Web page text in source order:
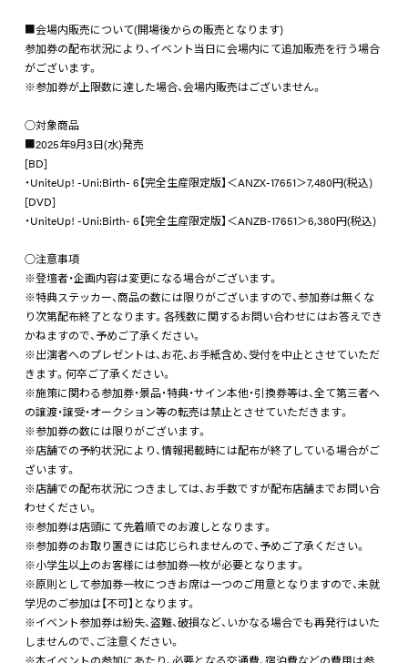
■会場内販売について(開場後からの販売となります)
参加券の配布状況により、イベント当日に会場内にて追加販売を行う場合
がございます。
※参加券が上限数に達した場合、会場内販売はございません。
○対象商品
■2025年9月3日(水)発売
[BD]
・UniteUp! -Uni:Birth- 6【完全生産限定版】＜ANZX-17651＞7,480円(税込)
[DVD]
・UniteUp! -Uni:Birth- 6【完全生産限定版】＜ANZB-17651＞6,380円(税込)
○注意事項
※登壇者・企画内容は変更になる場合がございます。
※特典ステッカー、商品の数には限りがございますので、参加券は無くな
り次第配布終了となります。各残数に関するお問い合わせにはお答えでき
かねますので、予めご了承ください。
※出演者へのプレゼントは、お花、お手紙含め、受付を中止とさせていただ
きます。何卒ご了承ください。
※施策に関わる参加券・景品・特典・サイン本他・引換券等は、全て第三者へ
の譲渡・譲受・オークション等の転売は禁止とさせていただきます。
※参加券の数には限りがございます。
※店舗での予約状況により、情報掲載時には配布が終了している場合がご
ざいます。
※店舗での配布状況につきましては、お手数ですが配布店舗までお問い合
わせください。
※参加券は店頭にて先着順でのお渡しとなります。
※参加券のお取り置きには応じられませんので、予めご了承ください。
※小学生以上のお客様には参加券一枚が必要となります。
※原則として参加券一枚につきお席は一つのご用意となりますので、未就
学児のご参加は【不可】となります。
※イベント参加券は紛失、盗難、破損など、いかなる場合でも再発行はいた
しませんので、ご注意ください。